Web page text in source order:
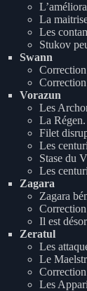
La
Les
Stukov
Swann
Vorazun
Les
La
Filet
Les
Stase du
Les
Zagara
Zagara
Correction
Il est
Zeratul
Les
Le
Les